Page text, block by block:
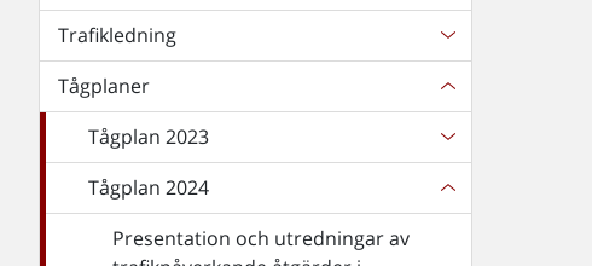
Trafikledning
Tågplaner
Tågplan 2023
Tågplan 2024
Presentation och utredningar av